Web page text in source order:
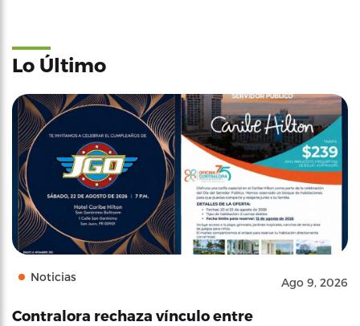
Lo Último
Noticias Ago 9, 2026
Contralora rechaza vínculo entre